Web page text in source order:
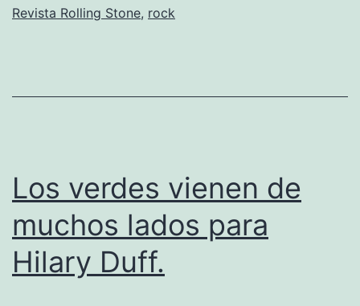
Revista Rolling Stone, rock
Los verdes vienen de
muchos lados para
Hilary Duff.